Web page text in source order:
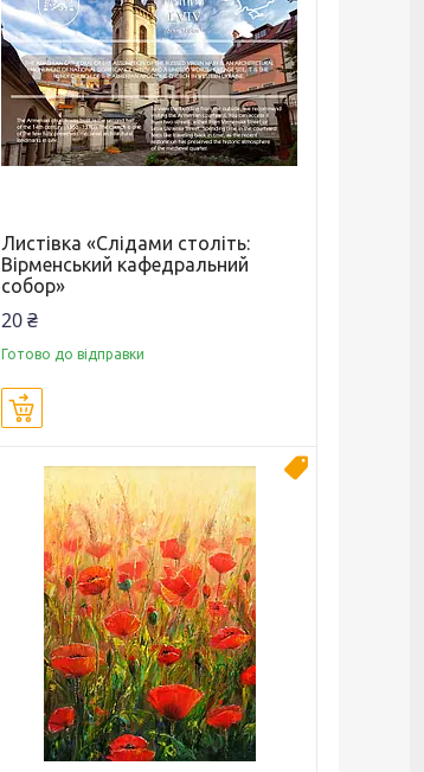
Листівка «Слідами століть:
Вірменський кафедральний
собор»
20 ₴
Готово до відправки